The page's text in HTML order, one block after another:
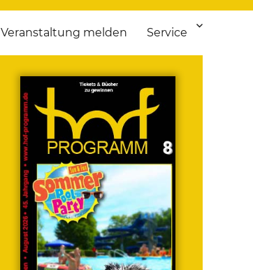
Veranstaltung melden Service